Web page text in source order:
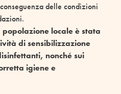
delle condizioni
locale è stata
di sensibilizzazione
nonché sui
igiene e